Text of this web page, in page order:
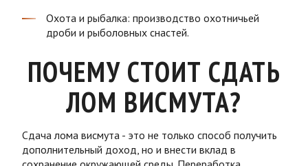
Охота и рыбалка: производство охотничьей
дроби и рыболовных снастей.
ПОЧЕМУ СТОИТ СДАТЬ
ЛОМ ВИСМУТА?
Сдача лома висмута - это не только способ получить
дополнительный доход, но и внести вклад в